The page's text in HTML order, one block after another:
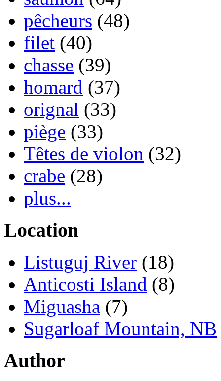
pêcheurs (48)
filet (40)
chasse (39)
homard (37)
orignal (33)
piège (33)
Têtes de violon (32)
crabe (28)
plus...
Location
Listuguj River (18)
Anticosti Island (8)
Miguasha (7)
Sugarloaf Mountain, NB
Author